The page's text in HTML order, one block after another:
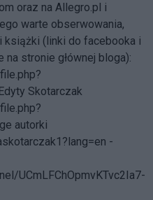
oraz na Allegro.pl i
warte obserwowania,
książki (linki do facebooka i
stronie głównej bloga):
Skotarczak
autorki
-
UCmLFChOpmvKTvc2Ia7-